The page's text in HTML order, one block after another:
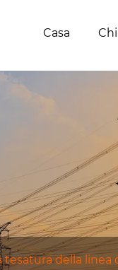
Casa
tesatura della linea